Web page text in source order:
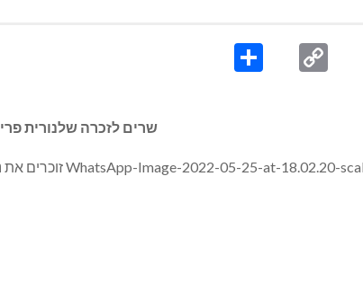
Twitter
Copy
שרים לזכרה שלנורית פרי